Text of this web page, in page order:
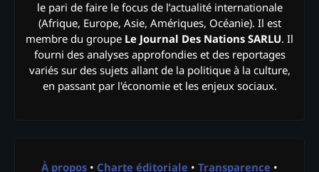
le pari de faire le focus de l’actualité internationale
(Afrique, Europe, Asie, Amériques, Océanie). Il est
membre du groupe Le Journal Des Nations SARLU. Il
fourni des analyses approfondies et des reportages
variés sur des sujets allant de la politique à la culture,
en passant par l'économie et les enjeux sociaux.
À propos • Charte éditoriale • Transparence •